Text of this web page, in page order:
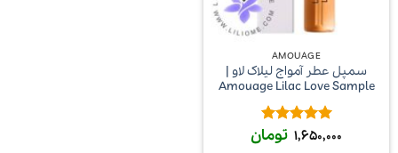
AMOUAGE
سمپل عطر آمواج لیلاک لاو |
Amouage Lilac Love Sample
امتیاز 5از 1,650,000 تومان